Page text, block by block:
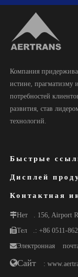
Компания
истине, прагматизму
потребностей
развития, став
технологий.
Быстрые
Дисплей
Контактная
Нет . 156, Airport
Тел .: +86 0511-
Электронная
Сайт :